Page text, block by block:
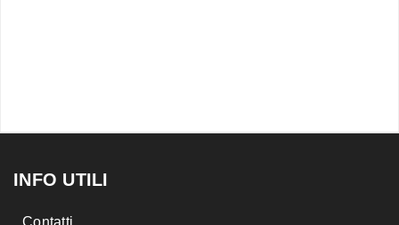
INFO UTILI
Contatti